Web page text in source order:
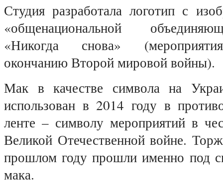
Студия разработала логотип с
«общенациональной
«Никогда снова»
окончанию Второй мировой войны).
Мак в качестве символа на
использован в 2014 году в
ленте – символу мероприятий в
Великой Отечественной войне.
прошлом году прошли именно под
мака.